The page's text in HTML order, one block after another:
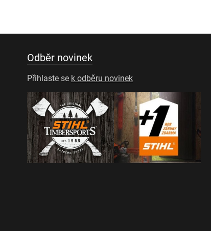
Odběr novinek
Přihlaste se k odběru novinek